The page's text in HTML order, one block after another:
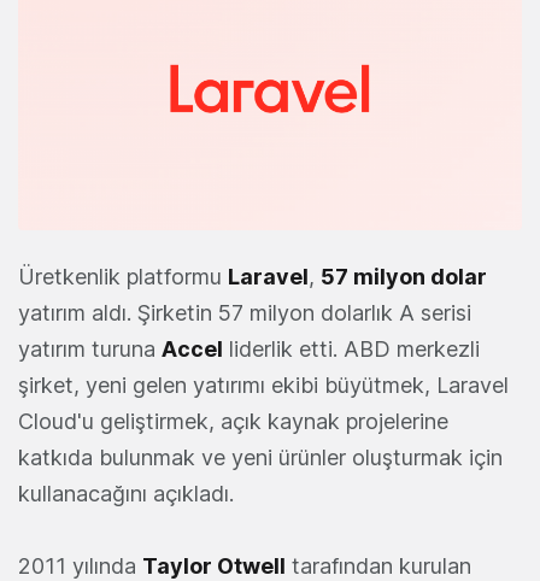
Üretkenlik platformu Laravel, 57 milyon dolar
yatırım aldı. Şirketin 57 milyon dolarlık A serisi
yatırım turuna Accel liderlik etti. ABD merkezli
şirket, yeni gelen yatırımı ekibi büyütmek, Laravel
Cloud'u geliştirmek, açık kaynak projelerine
katkıda bulunmak ve yeni ürünler oluşturmak için
kullanacağını açıkladı.
2011 yılında Taylor Otwell tarafından kurulan